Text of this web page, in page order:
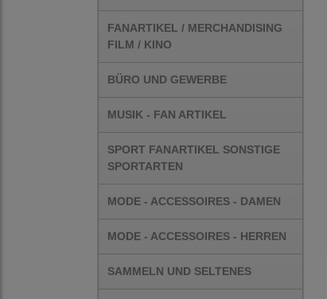
FANARTIKEL / MERCHANDISING
FILM / KINO
BÜRO UND GEWERBE
MUSIK - FAN ARTIKEL
SPORT FANARTIKEL SONSTIGE
SPORTARTEN
MODE - ACCESSOIRES - DAMEN
MODE - ACCESSOIRES - HERREN
SAMMELN UND SELTENES